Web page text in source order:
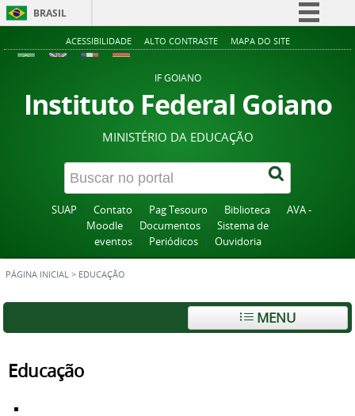
BRASIL
Simplifique!
Acesso à informação
Legislação
Canais
ACESSIBILIDADE ALTO CONTRASTE MAPA DO SITE
IF GOIANO
Instituto Federal Goiano
MINISTÉRIO DA EDUCAÇÃO
SUAP Contato Pag Tesouro Biblioteca
AVA -
Moodle
Documentos
Sistema de
eventos
Periódicos Ouvidoria
PÁGINA INICIAL > EDUCAÇÃO
MENU
Educação